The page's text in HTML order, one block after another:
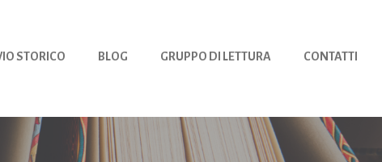
STORICO BLOG GRUPPO DI LETTURA CONTATTI